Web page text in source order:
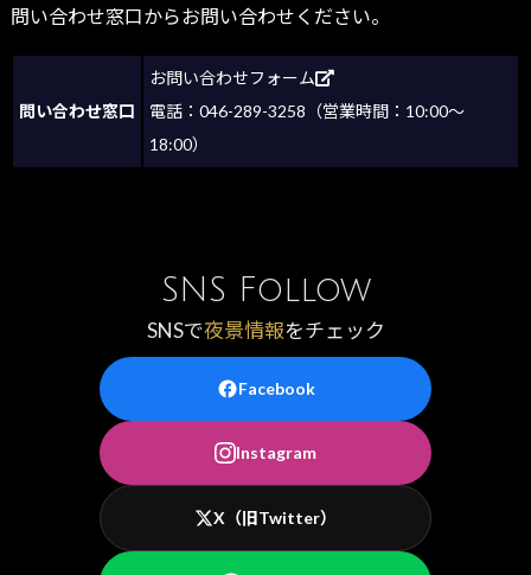
問い合わせ窓口からお問い合わせください。
問い合わせ窓口
お問い合わせフォーム
電話：046-289-3258（営業時間：10:00～
18:00）
SNS Follow
SNSで夜景情報をチェック
Facebook
Instagram
X（旧Twitter）